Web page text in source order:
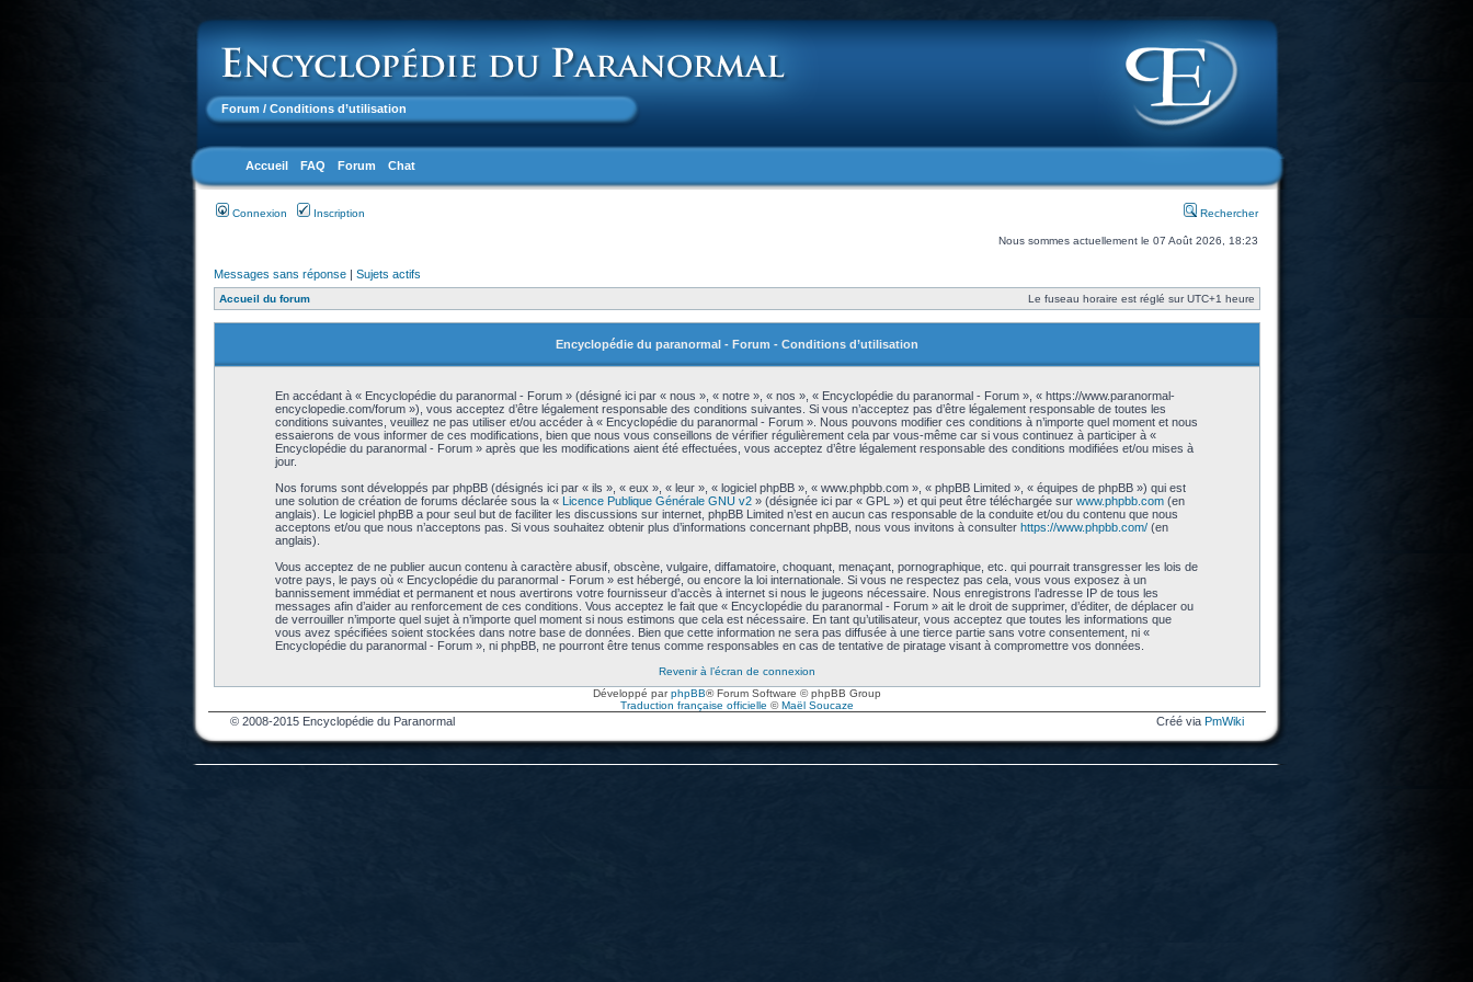
Forum / Conditions d’utilisation
Accueil FAQ Forum Chat
Connexion Inscription Rechercher
Nous sommes actuellement le 07 Août 2026, 18:23
Messages sans réponse| Sujets actifs
Accueil du forum Le fuseau horaire est réglé sur UTC+1 heure
Encyclopédie du paranormal - Forum - Conditions d’utilisation
En accédant à « Encyclopédie du paranormal - Forum » (désigné ici par « nous », « notre », « nos », « Encyclopédie du paranormal - Forum », « https://www.paranormal-
encyclopedie.com/forum »), vous acceptez d’être légalement responsable des conditions suivantes. Si vous n’acceptez pas d’être légalement responsable de toutes les
conditions suivantes, veuillez ne pas utiliser et/ou accéder à « Encyclopédie du paranormal - Forum ». Nous pouvons modifier ces conditions à n’importe quel moment et nous
essaierons de vous informer de ces modifications, bien que nous vous conseillons de vérifier régulièrement cela par vous-même car si vous continuez à participer à «
Encyclopédie du paranormal - Forum » après que les modifications aient été effectuées, vous acceptez d’être légalement responsable des conditions modifiées et/ou mises à
jour.
Nos forums sont développés par phpBB (désignés ici par « ils », « eux », « leur », « logiciel phpBB », « www.phpbb.com », « phpBB Limited », « équipes de phpBB ») qui est
une solution de création de forums déclarée sous la « Licence Publique Générale GNU v2 » (désignée ici par « GPL ») et qui peut être téléchargée sur www.phpbb.com (en
anglais). Le logiciel phpBB a pour seul but de faciliter les discussions sur internet, phpBB Limited n’est en aucun cas responsable de la conduite et/ou du contenu que nous
acceptons et/ou que nous n’acceptons pas. Si vous souhaitez obtenir plus d’informations concernant phpBB, nous vous invitons à consulter https://www.phpbb.com/ (en
anglais).
Vous acceptez de ne publier aucun contenu à caractère abusif, obscène, vulgaire, diffamatoire, choquant, menaçant, pornographique, etc. qui pourrait transgresser les lois de
votre pays, le pays où « Encyclopédie du paranormal - Forum » est hébergé, ou encore la loi internationale. Si vous ne respectez pas cela, vous vous exposez à un
bannissement immédiat et permanent et nous avertirons votre fournisseur d’accès à internet si nous le jugeons nécessaire. Nous enregistrons l’adresse IP de tous les
messages afin d’aider au renforcement de ces conditions. Vous acceptez le fait que « Encyclopédie du paranormal - Forum » ait le droit de supprimer, d’éditer, de déplacer ou
de verrouiller n’importe quel sujet à n’importe quel moment si nous estimons que cela est nécessaire. En tant qu’utilisateur, vous acceptez que toutes les informations que
vous avez spécifiées soient stockées dans notre base de données. Bien que cette information ne sera pas diffusée à une tierce partie sans votre consentement, ni «
Encyclopédie du paranormal - Forum », ni phpBB, ne pourront être tenus comme responsables en cas de tentative de piratage visant à compromettre vos données.
Revenir à l’écran de connexion
Développé parphpBB® Forum Software © phpBB Group
Traduction française officielle ©Maël Soucaze
© 2008-2015 Encyclopédie du Paranormal Créé via PmWiki